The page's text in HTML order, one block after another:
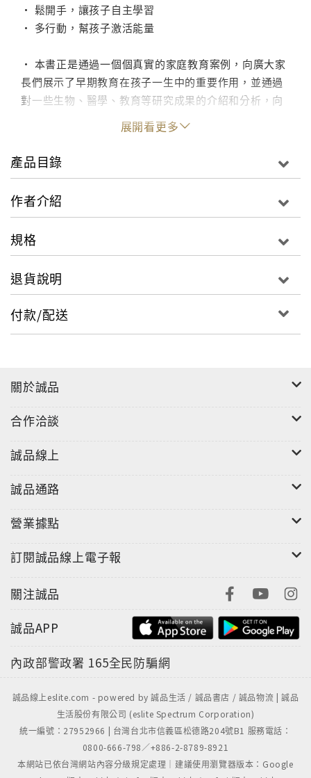
• 鬆開手，讓孩子自主學習
• 多行動，幫孩子激活能量
• 本書正是通過一個個真實的家庭教育案例，向廣大家
長們展示了早期教育在孩子一生中的重要作用，並通過
對一些生物、醫學、教育等研究成果的介紹和分析，向
我們介紹了諸多富有創意，又操作簡單的方法，去有效
引導孩子親子感情、快樂精神的形成，並能養成良好的
品行和習慣。
◎有一個聰明的年輕人，上班不久就因為一件小事
◎有一個學歷很高的留學生，因為一次小小的不滿
◎有一個被譽為“神童”的孩子，長大後卻表現平
凡，沒有什麼成就
◎有一個倍受關愛的男孩子，面對父母，房門口始
終掛著“閒人免進”牌子
……
性格的背後，都有我們早期受到的家庭教育的影響的？
著名實踐型教育專家 徐國靜30年一線踐行經驗
* 20年親身養育，女兒順利獲得英國名牌大學萊斯
特和杜倫大學雙碩士學位
* 5年創辦360所實驗學校，讓上萬名普通孩子都升
* 58座城市500多場專題演講，內地和香港已舉行了
親愛的媽媽們，還有什麼教育方法能比一個成功媽
媽的親身經驗能令人信服呢？還有什麼早期育理念能比
一個一線教育家親身辦學實踐的經驗更科學、更系統、
通過閱讀此書，你一定會發現：其實教育沒那麼複
雜。每個媽媽都是天生的教育家，都有天賦的最好教育
鑰匙，只要我們再多點細心，多點耐心，就會發現，早
教其實是件既簡單又快樂的事！
展開看更多
產品目錄
作者介紹
規格
退貨說明
付款/配送
關於誠品
合作洽談
誠品線上
誠品通路
營業據點
訂閱誠品線上電子報
關注誠品
誠品APP
內政部警政署 165全民防騙網
誠品線上eslite.com - powered by 誠品生活 / 誠品書店 / 誠品物流 | 誠品
生活股份有限公司 (eslite Spectrum Corporation)
統一編號：27952966 | 台灣台北市信義區松德路204號B1 服務電話：
0800-666-798／+886-2-8789-8921
本網站已依台灣網站內容分級規定處理｜建議使用瀏覽器版本：Google